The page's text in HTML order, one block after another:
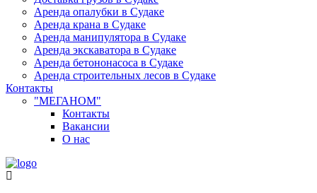
Аренда опалубки в Судаке
Аренда крана в Судаке
Аренда манипулятора в Судаке
Аренда экскаватора в Судаке
Аренда бетононасоса в Судаке
Аренда строительных лесов в Судаке
Контакты
"МЕГАНОМ"
Контакты
Вакансии
О нас